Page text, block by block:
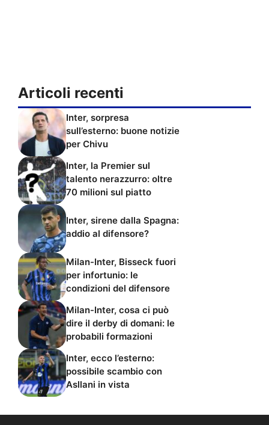
Articoli recenti
Inter, sorpresa
sull’esterno: buone notizie
per Chivu
Inter, la Premier sul
talento nerazzurro: oltre
70 milioni sul piatto
Inter, sirene dalla Spagna:
addio al difensore?
Milan-Inter, Bisseck fuori
per infortunio: le
condizioni del difensore
Milan-Inter, cosa ci può
dire il derby di domani: le
probabili formazioni
Inter, ecco l’esterno:
possibile scambio con
Asllani in vista